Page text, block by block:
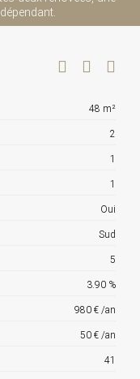
48 m²
2
1
1
Oui
Sud
5
3.90 %
980 € /an
50 € /an
41